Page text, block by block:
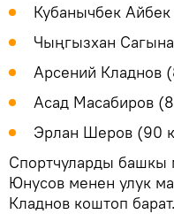
Кубанычбек Айбек
Чыңгызхан
Арсений Кладнов
Асад Масабиров
Эрлан Шеров (90
Спортчуларды
Юнусов менен улук
Кладнов коштоп барат.